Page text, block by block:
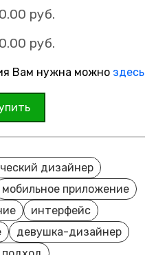
руб.
руб.
Вам нужна можно здесь
дизайнер
мобильное приложение
интерфейс
девушка-дизайнер